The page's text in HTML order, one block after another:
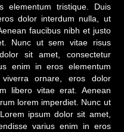
elementum tristique. Duis
dolor interdum nulla, ut
faucibus nibh et justo
Nunc ut sem vitae risus
sit amet, consectetur
enim in eros elementum
ornare, eros dolor
libero vitae erat. Aenean
lorem imperdiet. Nunc ut
ipsum dolor sit amet,
varius enim in eros